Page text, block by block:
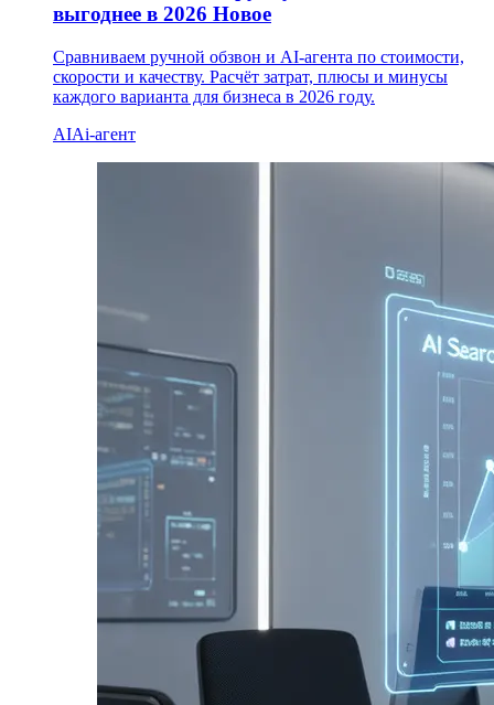
выгоднее в 2026 Новое
Сравниваем ручной обзвон и AI-агента по стоимости,
скорости и качеству. Расчёт затрат, плюсы и минусы
каждого варианта для бизнеса в 2026 году.
AIAi-агент